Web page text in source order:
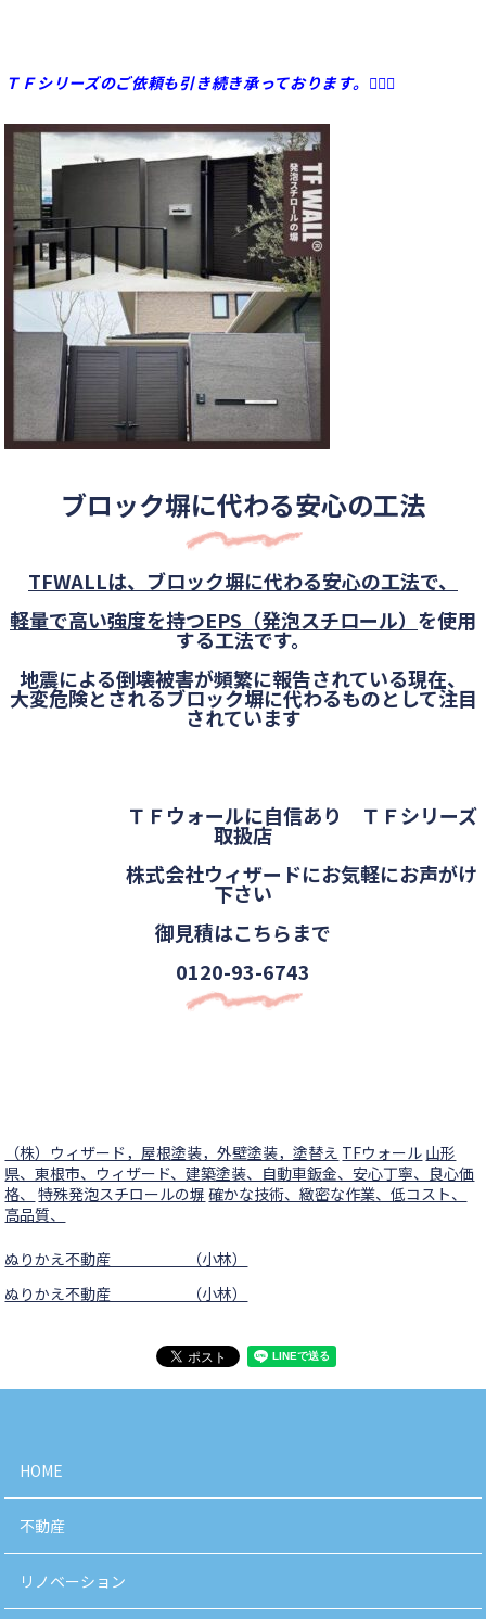
ＴＦシリーズのご依頼も引き続き承っております。💁🏻‍♀️
ブロック塀に代わる安心の工法
TFWALLは、ブロック塀に代わる安心の工法で、
軽量で高い強度を持つEPS（発泡スチロール） を使用
する工法です。
地震による倒壊被害が頻繁に報告されている現在、
大変危険とされるブロック塀に代わるものとして注目
されています
ＴＦウォールに自信あり ＴＦシリーズ
取扱店
株式会社ウィザードにお気軽にお声がけ
下さい
御見積はこちらまで
0120-93-6743
（株）ウィザード，屋根塗装，外壁塗装，塗替え TFウォール 山形
県、東根市、ウィザード、建築塗装、自動車鈑金、安心丁寧、良心価
格、
特殊発泡スチロールの塀 確かな技術、緻密な作業、低コスト、
高品質、
ぬりかえ不動産 （小林）
ぬりかえ不動産 （小林）
HOME
不動産
リノベーション